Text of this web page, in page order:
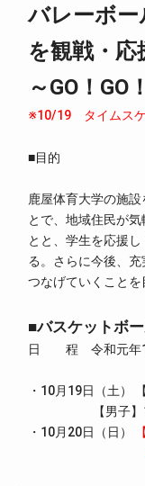
バレーボ
を観戦・応
～GO！GO
※10/19 タイムスケ
■目的
鹿屋体育大学の施
とで、地域住民が
とと、学生を応援
る。さらに今後、
つなげていくことを
■バスケットボ
日 程 令和元年10
・10月19日（土）
【男子】15
・10月20日（日）
【男子】17